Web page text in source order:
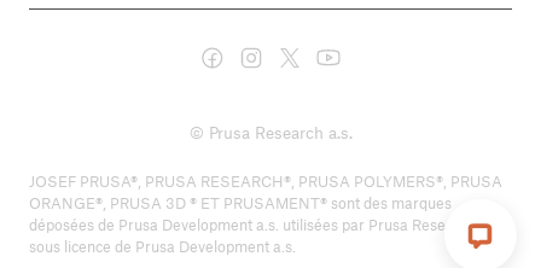
© Prusa Research a.s.
JOSEF PRUSA®, PRUSA RESEARCH®, PRUSA POLYMERS®, PRUSA
ORANGE®, PRUSA 3D ® ET PRUSAMENT® sont des marques
déposées de Prusa Development a.s. utilisées par Prusa Research a.s.
sous licence de Prusa Development a.s.